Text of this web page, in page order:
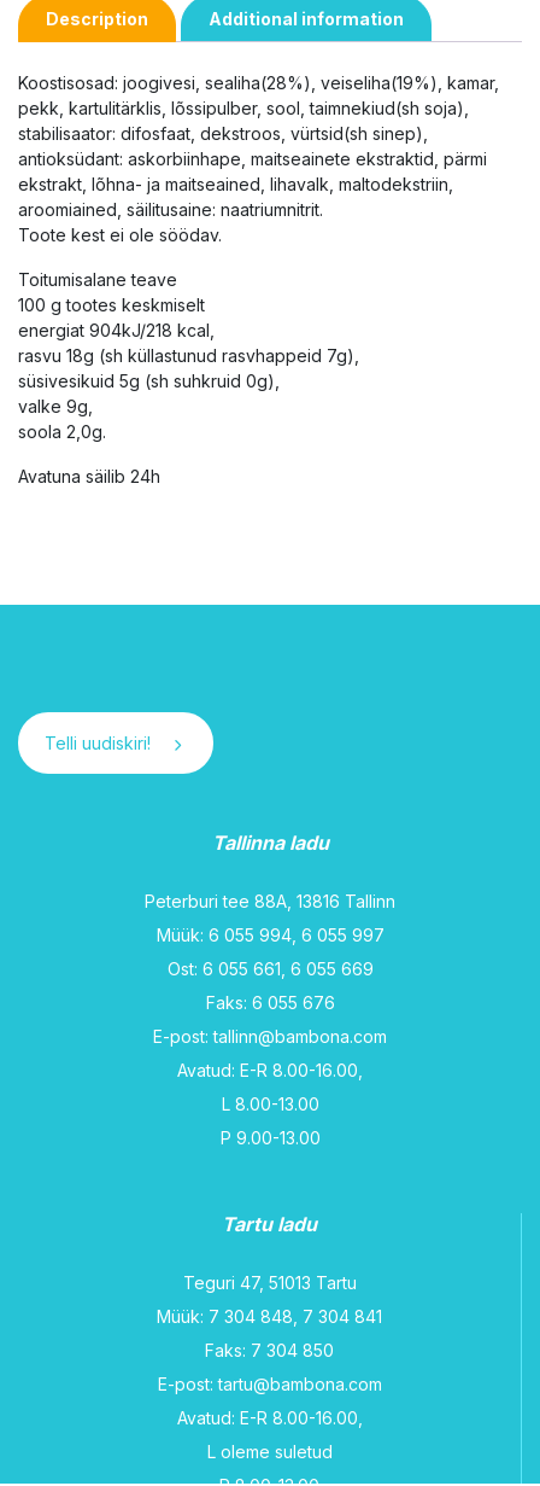
Description Additional information
Koostisosad: joogivesi, sealiha(28%), veiseliha(19%), kamar,
pekk, kartulitärklis, lõssipulber, sool, taimnekiud(sh soja),
stabilisaator: difosfaat, dekstroos, vürtsid(sh sinep),
antioksüdant: askorbiinhape, maitseainete ekstraktid, pärmi
ekstrakt, lõhna- ja maitseained, lihavalk, maltodekstriin,
aroomiained, säilitusaine: naatriumnitrit.
Toote kest ei ole söödav.
Toitumisalane teave
100 g tootes keskmiselt
energiat 904kJ/218 kcal,
rasvu 18g (sh küllastunud rasvhappeid 7g),
süsivesikuid 5g (sh suhkruid 0g),
valke 9g,
soola 2,0g.
Avatuna säilib 24h
Telli uudiskiri!
Tallinna ladu
Peterburi tee 88A, 13816 Tallinn
Müük: 6 055 994, 6 055 997
Ost: 6 055 661, 6 055 669
Faks: 6 055 676
E-post: tallinn@bambona.com
Avatud: E-R 8.00-16.00,
L 8.00-13.00
P 9.00-13.00
Tartu ladu
Teguri 47, 51013 Tartu
Müük: 7 304 848, 7 304 841
Faks: 7 304 850
E-post: tartu@bambona.com
Avatud: E-R 8.00-16.00,
L oleme suletud